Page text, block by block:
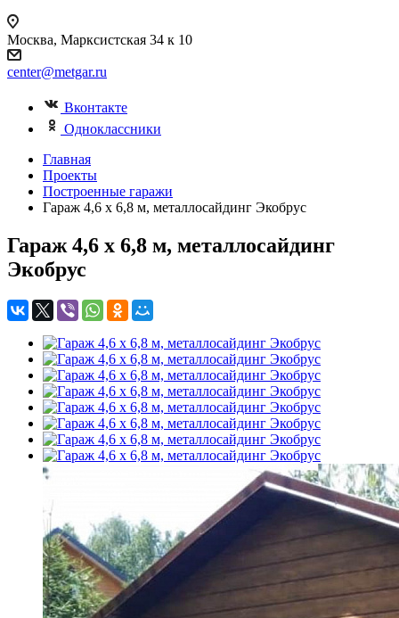
Москва, Марксистская 34 к 10
center@metgar.ru
Вконтакте
Одноклассники
Главная
Проекты
Построенные гаражи
Гараж 4,6 х 6,8 м, металлосайдинг Экобрус
Гараж 4,6 х 6,8 м, металлосайдинг
Экобрус